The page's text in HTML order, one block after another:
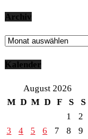
Archiv
Archiv
Kalender
August 2026
M D M D F S
S
1
2
3
4 5 6 7 8
9